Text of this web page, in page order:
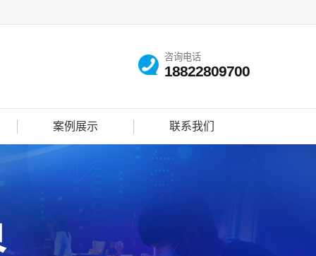
咨询电话
18822809700
案例展示 联系我们